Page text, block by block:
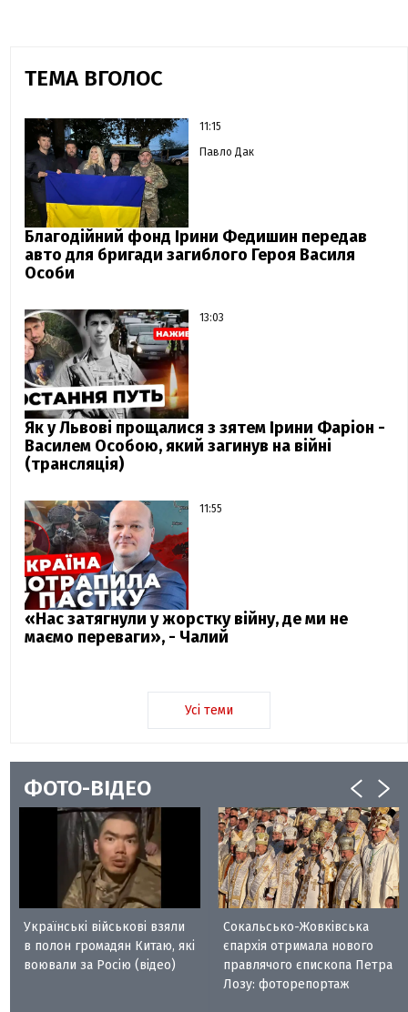
ТЕМА ВГОЛОС
11:15
Павло Дак
Благодійний фонд Ірини Федишин передав
авто для бригади загиблого Героя Василя
Особи
13:03
Як у Львові прощалися з зятем Ірини Фаріон -
Василем Особою, який загинув на війні
(трансляція)
11:55
«Нас затягнули у жорстку війну, де ми не
маємо переваги», - Чалий
Усі теми
ФОТО-ВІДЕО
Українські військові взяли
в полон громадян Китаю, які
воювали за Росію (відео)
Сокальсько-Жовківська
єпархія отримала нового
правлячого єпископа Петра
Лозу: фоторепортаж